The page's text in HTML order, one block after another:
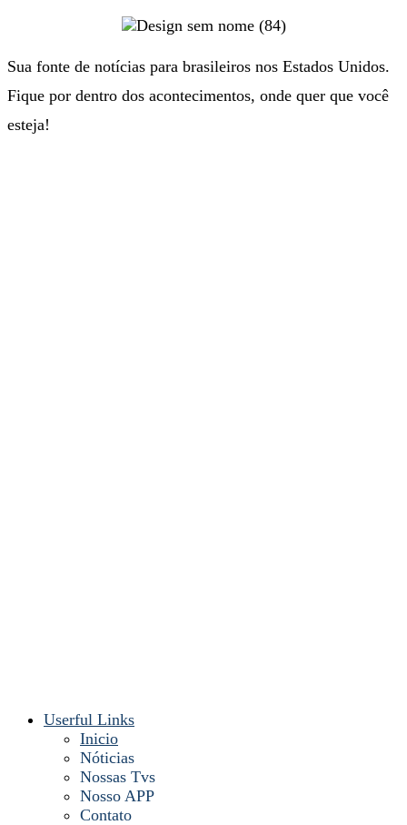
Sua fonte de notícias para brasileiros nos Estados Unidos.
Fique por dentro dos acontecimentos, onde quer que você
esteja!
Userful Links
Inicio
Nóticias
Nossas Tvs
Nosso APP
Contato